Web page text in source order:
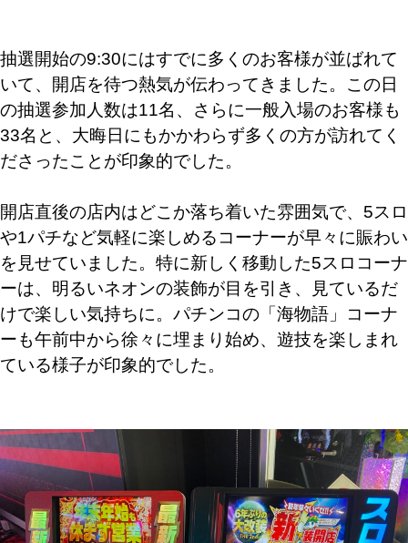
抽選開始の9:30にはすでに多くのお客様が並ばれて
いて、開店を待つ熱気が伝わってきました。この日
の抽選参加人数は11名、さらに一般入場のお客様も
33名と、大晦日にもかかわらず多くの方が訪れてく
ださったことが印象的でした。
開店直後の店内はどこか落ち着いた雰囲気で、5スロ
や1パチなど気軽に楽しめるコーナーが早々に賑わい
を見せていました。特に新しく移動した5スロコーナ
ーは、明るいネオンの装飾が目を引き、見ているだ
けで楽しい気持ちに。パチンコの「海物語」コーナ
ーも午前中から徐々に埋まり始め、遊技を楽しまれ
ている様子が印象的でした。